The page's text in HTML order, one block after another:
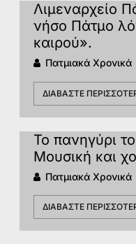
Λιμεναρχείο
νήσο Πάτμο
καιρού».
Πατμιακά Χρονικά
ΔΙΑΒΆΣΤΕ
Το πανηγύρι
Μουσική και
Πατμιακά Χρονικά
ΔΙΑΒΆΣΤΕ